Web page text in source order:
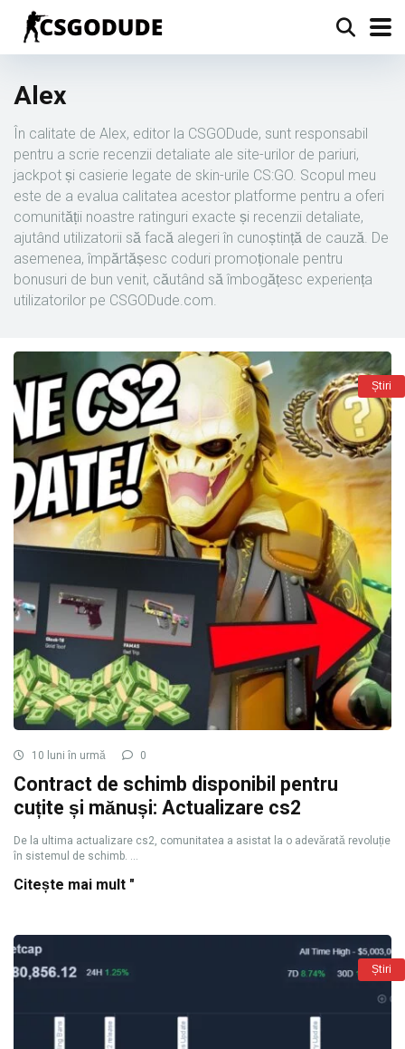
Alex
În calitate de Alex, editor la CSGODude, sunt responsabil
pentru a scrie recenzii detaliate ale site-urilor de pariuri,
jackpot și casierie legate de skin-urile CS:GO. Scopul meu
este de a evalua calitatea acestor platforme pentru a oferi
comunității noastre ratinguri exacte și recenzii detaliate,
ajutând utilizatorii să facă alegeri în cunoștință de cauză. De
asemenea, împărtășesc coduri promoționale pentru
bonusuri de bun venit, căutând să îmbogățesc experiența
utilizatorilor pe CSGODude.com.
Știri
10 luni în urmă 0
Contract de schimb disponibil pentru
cuțite și mănuși: Actualizare cs2
De la ultima actualizare cs2, comunitatea a asistat la o adevărată revoluție
în sistemul de schimb. ...
Citește mai mult "
Știri